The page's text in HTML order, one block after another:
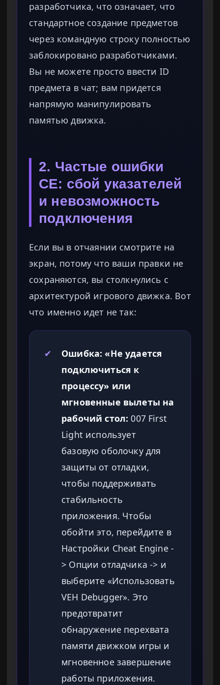
разработчика, что означает, что
стандартное создание предметов
через командную строку полностью
заблокировано разработчиками.
Вы не можете просто ввести ID
предмета в чат; вам придется
напрямую манипулировать
памятью движка.
2. Частые ошибки
CE: сбой указателей
и невозможность
подключения
Если вы в отчаянии смотрите на
экран, потому что ваши правки не
сохраняются, вы столкнулись с
архитектурой игрового движка. Вот
что именно идет не так:
✔
Ошибка: «Не удается
подключиться к
процессу» или
мгновенные вылеты на
рабочий стол: 007 First
Light использует
базовую оболочку для
защиты от отладки,
чтобы поддерживать
стабильность
приложения. Чтобы
обойти это, перейдите в
Настройки Cheat Engine -
> Опции отладчика -> и
выберите «Использовать
VEH Debugger». Это
предотвратит
обнаружение перехвата
памяти движком игры и
мгновенное завершение
работы приложения.